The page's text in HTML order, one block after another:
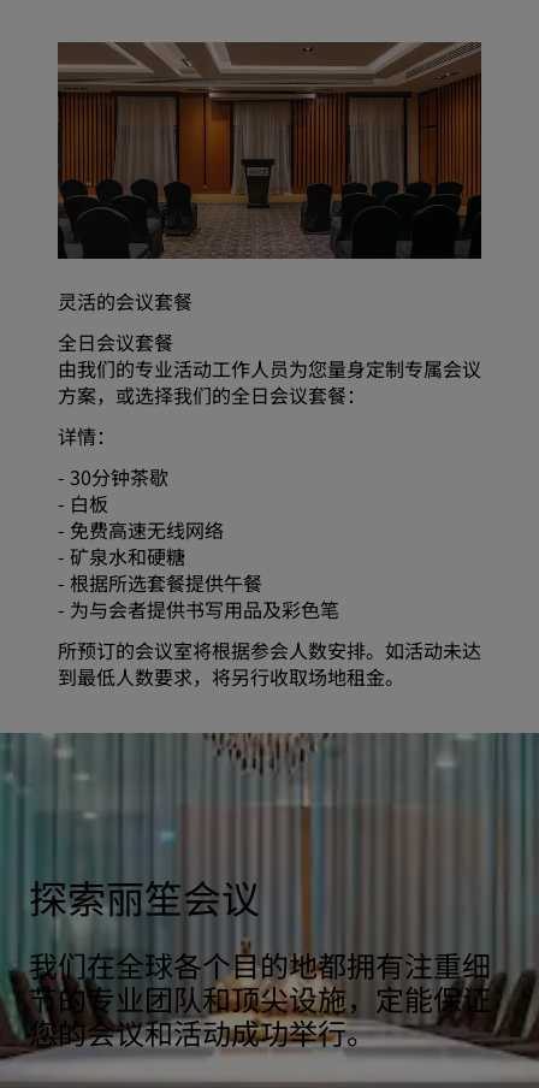
灵活的会议套餐
全日会议套餐
由我们的专业活动工作人员为您量身定制专属会议
方案，或选择我们的全日会议套餐：
详情：
- 30分钟茶歇
- 白板
- 免费高速无线网络
- 矿泉水和硬糖
- 根据所选套餐提供午餐
- 为与会者提供书写用品及彩色笔
所预订的会议室将根据参会人数安排。如活动未达
到最低人数要求，将另行收取场地租金。
探索丽笙会议
我们在全球各个目的地都拥有注重细
节的专业团队和顶尖设施，定能保证
您的会议和活动成功举行。